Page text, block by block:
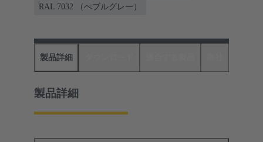
RAL 7032 （ぺブルグレー）
製品詳細
製品詳細